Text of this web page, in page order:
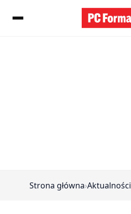
Strona główna›Aktualności